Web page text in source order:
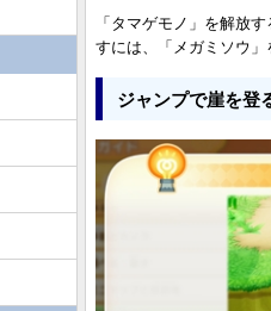
「タマゲモノ」を解放
すには、「メガミソウ」
ジャンプで崖を登